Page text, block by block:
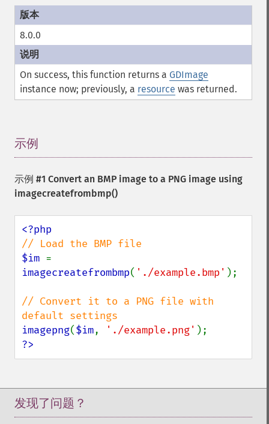
8.0.0
On success, this function returns a GDImage
instance now; previously, a resource was returned.
示例
示例 #1 Convert an BMP image to a PNG image using
imagecreatefrombmp()
$im
imagecreatefrombmp( './example.bmp' );
// Convert it to a PNG file with
imagepng($im, './example.png'
?>
发现了问题？